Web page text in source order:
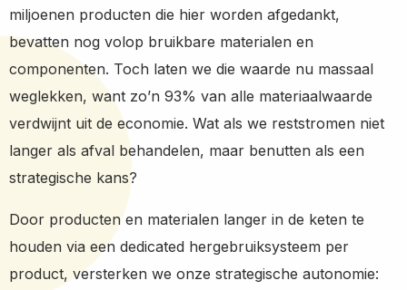
miljoenen producten die hier worden afgedankt,
bevatten nog volop bruikbare materialen en
componenten. Toch laten we die waarde nu massaal
weglekken, want zo’n 93% van alle materiaalwaarde
verdwijnt uit de economie. Wat als we reststromen niet
langer als afval behandelen, maar benutten als een
strategische kans?
Door producten en materialen langer in de keten te
houden via een dedicated hergebruiksysteem per
product, versterken we onze strategische autonomie: